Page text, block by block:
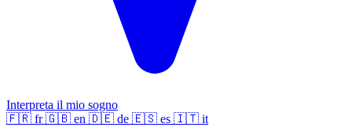
Interpreta il mio sogno
🇫🇷 fr 🇬🇧 en 🇩🇪 de 🇪🇸 es 🇮🇹 it